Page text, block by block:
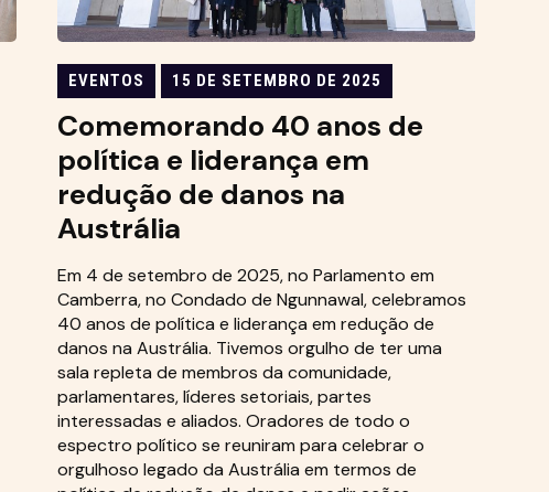
EVENTOS 15 DE SETEMBRO DE 2025
Comemorando 40 anos de
política e liderança em
redução de danos na
Austrália
Em 4 de setembro de 2025, no Parlamento em
Camberra, no Condado de Ngunnawal, celebramos
40 anos de política e liderança em redução de
danos na Austrália. Tivemos orgulho de ter uma
sala repleta de membros da comunidade,
parlamentares, líderes setoriais, partes
interessadas e aliados. Oradores de todo o
espectro político se reuniram para celebrar o
orgulhoso legado da Austrália em termos de